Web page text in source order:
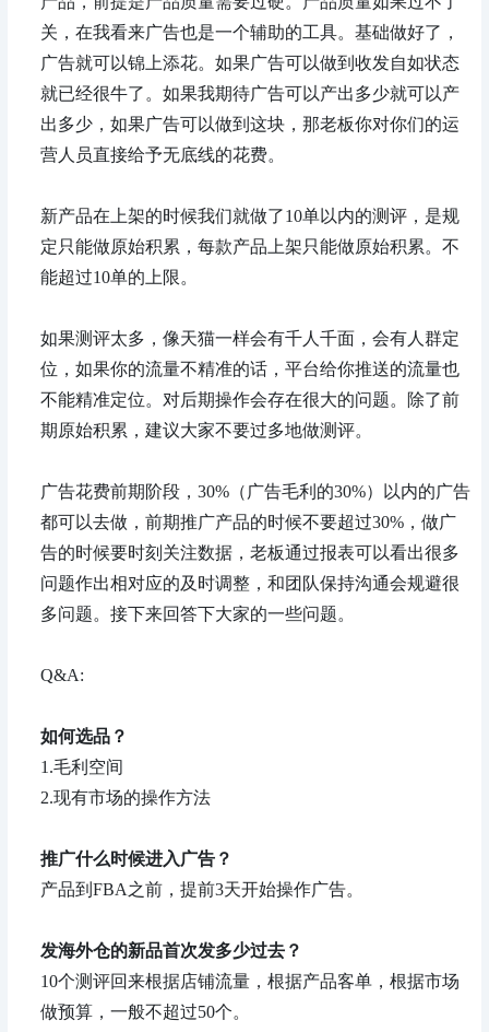
关，在我看来广告也是一个辅助的工具。基础做好了，
广告就可以锦上添花。如果广告可以做到收发自如状态
就已经很牛了。如果我期待广告可以产出多少就可以产
出多少，如果广告可以做到这块，那老板你对你们的运
营人员直接给予无底线的花费。
新产品在上架的时候我们就做了10单以内的测评，是规
定只能做原始积累，每款产品上架只能做原始积累。不
能超过10单的上限。
如果测评太多，像天猫一样会有千人千面，会有人群定
位，如果你的流量不精准的话，平台给你推送的流量也
不能精准定位。对后期操作会存在很大的问题。除了前
期原始积累，建议大家不要过多地做测评。
广告花费前期阶段，30%（广告毛利的30%）以内的广告
都可以去做，前期推广产品的时候不要超过30%，做广
告的时候要时刻关注数据，老板通过报表可以看出很多
问题作出相对应的及时调整，和团队保持沟通会规避很
多问题。接下来回答下大家的一些问题。
Q&A:
如何选品？
1.毛利空间
2.现有市场的操作方法
推广什么时候进入广告？
产品到FBA之前，提前3天开始操作广告。
发海外仓的新品首次发多少过去？
10个测评回来根据店铺流量，根据产品客单，根据市场
做预算，一般不超过50个。